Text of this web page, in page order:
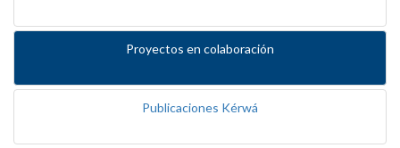
Proyectos en colaboración
Publicaciones Kérwá